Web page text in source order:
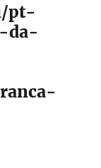
pt-
da-